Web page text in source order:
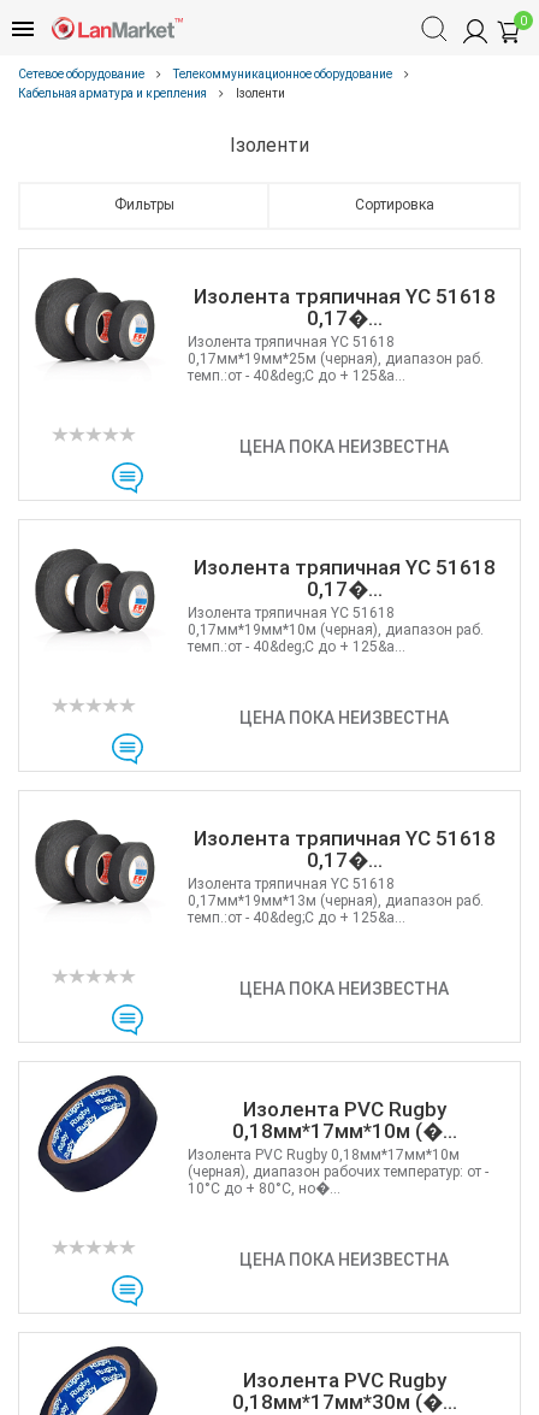
0
Сетевое оборудование
Телекоммуникационное оборудование
Кабельная арматура и крепления
Ізоленти
Ізоленти
Фильтры Сортировка
Изолента тряпичная YC 51618
0,17�...
ЦЕНА ПОКА НЕИЗВЕСТНА
Изолента тряпичная YC 51618
0,17мм*19мм*25м (черная), диапазон раб.
темп.:от - 40&deg;С до + 125&a...
Изолента тряпичная YC 51618
0,17�...
ЦЕНА ПОКА НЕИЗВЕСТНА
Изолента тряпичная YC 51618
0,17мм*19мм*10м (черная), диапазон раб.
темп.:от - 40&deg;С до + 125&a...
Изолента тряпичная YC 51618
0,17�...
ЦЕНА ПОКА НЕИЗВЕСТНА
Изолента тряпичная YC 51618
0,17мм*19мм*13м (черная), диапазон раб.
темп.:от - 40&deg;С до + 125&a...
Изолента PVC Rugby
0,18мм*17мм*10м (�...
ЦЕНА ПОКА НЕИЗВЕСТНА
Изолента PVC Rugby 0,18мм*17мм*10м
(черная), диапазон рабочих температур: от -
10°C до + 80°C, но�...
Изолента PVC Rugby
0,18мм*17мм*30м (�...